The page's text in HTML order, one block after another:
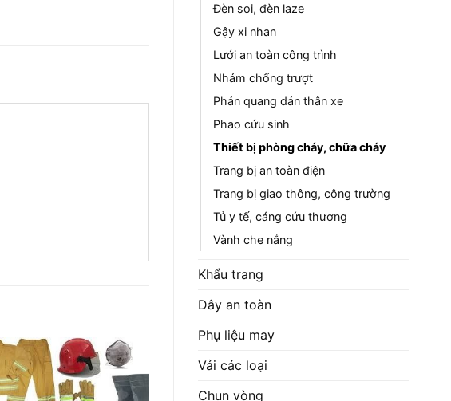
Đèn soi, đèn laze
Gậy xi nhan
Lưới an toàn công trình
Nhám chống trượt
Phản quang dán thân xe
Phao cứu sinh
Thiết bị phòng cháy, chữa cháy
Trang bị an toàn điện
Trang bị giao thông, công trường
Tủ y tế, cáng cứu thương
Vành che nắng
Khẩu trang
Dây an toàn
Phụ liệu may
Vải các loại
Chun vòng